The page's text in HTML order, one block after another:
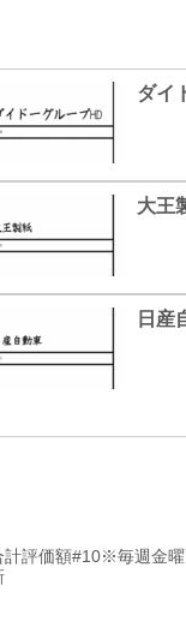
ダイ
大王
日産
計評価額#10※毎週金